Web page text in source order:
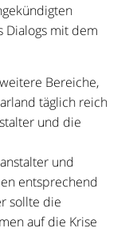
Dialogs mit dem
Bereiche,
täglich reich
und die
und
entsprechend
sollte die
auf die Krise